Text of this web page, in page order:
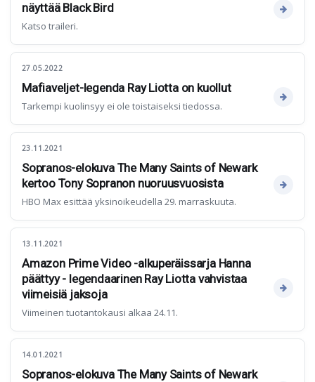
näyttää Black Bird
Katso traileri.
27.05.2022
Mafiaveljet-legenda Ray Liotta on kuollut
Tarkempi kuolinsyy ei ole toistaiseksi tiedossa.
23.11.2021
Sopranos-elokuva The Many Saints of Newark
kertoo Tony Sopranon nuoruusvuosista
HBO Max esittää yksinoikeudella 29. marraskuuta.
13.11.2021
Amazon Prime Video -alkuperäissarja Hanna
päättyy - legendaarinen Ray Liotta vahvistaa
viimeisiä jaksoja
Viimeinen tuotantokausi alkaa 24.11.
14.01.2021
Sopranos-elokuva The Many Saints of Newark